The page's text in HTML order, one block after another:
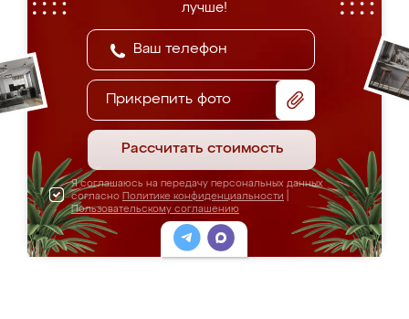
лучше!
Прикрепить фото
Рассчитать стоимость
Я соглашаюсь на передачу персональных данных
согласно Политике конфиденциальности
Пользовательскому соглашению